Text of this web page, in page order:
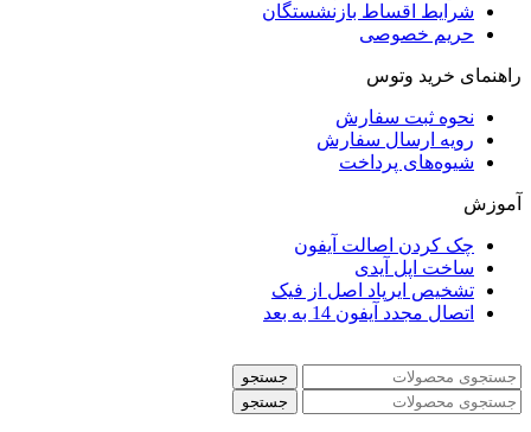
شرایط اقساط بازنشستگان
حریم خصوصی
راهنمای خرید وتوس
نحوه ثبت سفارش
رویه ارسال سفارش
شیوه‌های پرداخت
آموزش
چک کردن اصالت آیفون
ساخت اپل آیدی
تشخیص ایرپاد اصل از فیک
اتصال مجدد آیفون 14 به بعد
جستجو
جستجو